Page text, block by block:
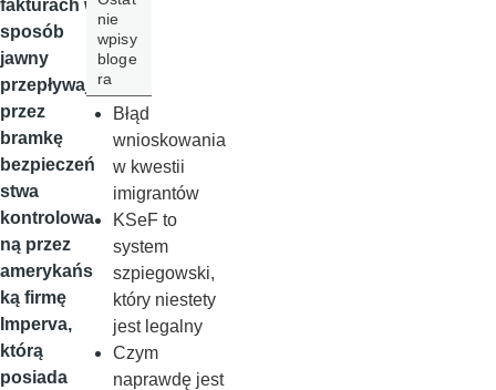
fakturach w
sposób
jawny
przepływają
przez
bramkę
bezpieczeń
stwa
kontrolowa
ną przez
amerykańs
ką firmę
Imperva,
którą
posiada
nie
wpisy
bloge
ra
Błąd
wnioskowania
w kwestii
imigrantów
KSeF to
system
szpiegowski,
który niestety
jest legalny
Czym
naprawdę jest